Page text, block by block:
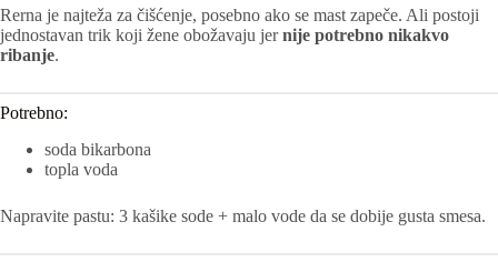
Rerna je najteža za čišćenje, posebno ako se mast zapeče. Ali postoji
jednostavan trik koji žene obožavaju jernije potrebno nikakvo
ribanje.
Potrebno:
soda bikarbona
topla voda
Napravite pastu: 3 kašike sode + malo vode da se dobije gusta smesa.